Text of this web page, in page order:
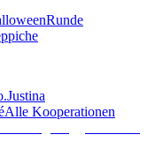
Runde
Justina
Alle Kooperationen